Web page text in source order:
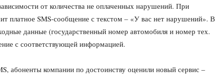
от количества не оплаченных нарушений. При
платное SMS-сообщение с текстом – «У вас нет нарушений». В
данные (государственный номер автомобиля и номер тех.
с соответствующей информацией.
абоненты компании по достоинству оценили новый сервис –